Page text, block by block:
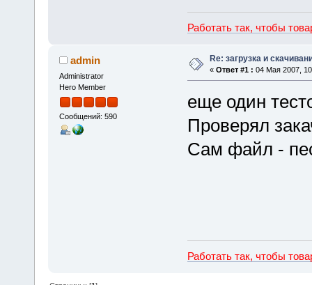
Работать так, чтобы
admin
Administrator
Hero Member
Сообщений: 590
Re: загрузка и
« Ответ #1 : 04 Мая 2007,
еще один
Проверял
Сам файл -
Работать так, чтобы